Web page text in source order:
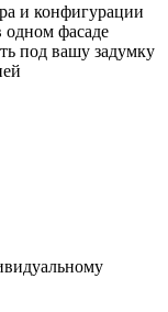
и конфигурации
одном фасаде
под вашу задумку